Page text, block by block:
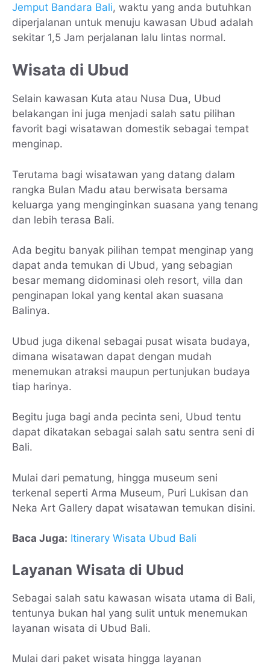
Jemput Bandara Bali, waktu yang anda butuhkan
diperjalanan untuk menuju kawasan Ubud adalah
sekitar 1,5 Jam perjalanan lalu lintas normal.
Wisata di Ubud
Selain kawasan Kuta atau Nusa Dua, Ubud
belakangan ini juga menjadi salah satu pilihan
favorit bagi wisatawan domestik sebagai tempat
menginap.
Terutama bagi wisatawan yang datang dalam
rangka Bulan Madu atau berwisata bersama
keluarga yang menginginkan suasana yang tenang
dan lebih terasa Bali.
Ada begitu banyak pilihan tempat menginap yang
dapat anda temukan di Ubud, yang sebagian
besar memang didominasi oleh resort, villa dan
penginapan lokal yang kental akan suasana
Balinya.
Ubud juga dikenal sebagai pusat wisata budaya,
dimana wisatawan dapat dengan mudah
menemukan atraksi maupun pertunjukan budaya
tiap harinya.
Begitu juga bagi anda pecinta seni, Ubud tentu
dapat dikatakan sebagai salah satu sentra seni di
Bali.
Mulai dari pematung, hingga museum seni
terkenal seperti Arma Museum, Puri Lukisan dan
Neka Art Gallery dapat wisatawan temukan disini.
Baca Juga: Itinerary Wisata Ubud Bali
Layanan Wisata di Ubud
Sebagai salah satu kawasan wisata utama di Bali,
tentunya bukan hal yang sulit untuk menemukan
layanan wisata di Ubud Bali.
Mulai dari paket wisata hingga layanan